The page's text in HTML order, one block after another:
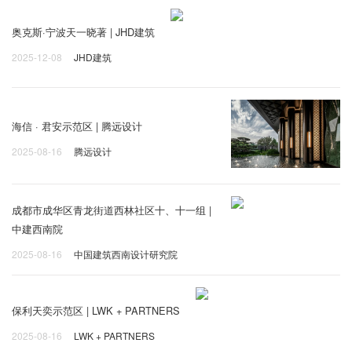
奥克斯·宁波天一晓著 | JHD建筑
2025-12-08 JHD建筑
海信 · 君安示范区 | 腾远设计
2025-08-16 腾远设计
成都市成华区青龙街道西林社区十、十一组 |
中建西南院
2025-08-16 中国建筑西南设计研究院
保利天奕示范区 | LWK + PARTNERS
2025-08-16 LWK + PARTNERS